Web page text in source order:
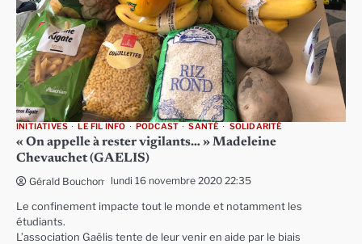
INITIATIVES LE FIL INFO PODCAST SANTÉ SOLIDARITÉ
« On appelle à rester vigilants… » Madeleine
Chevauchet (GAELIS)
Gérald Bouchon lundi 16 novembre 2020 22:35
Le confinement impacte tout le monde et notamment les
étudiants.
L’association Gaëlis tente de leur venir en aide par le biais